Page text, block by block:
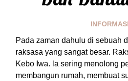
INFORMASI
Pada zaman dahulu di sebuah
raksasa yang sangat besar.
Kebo Iwa. la sering menolong
membangun rumah, membuat